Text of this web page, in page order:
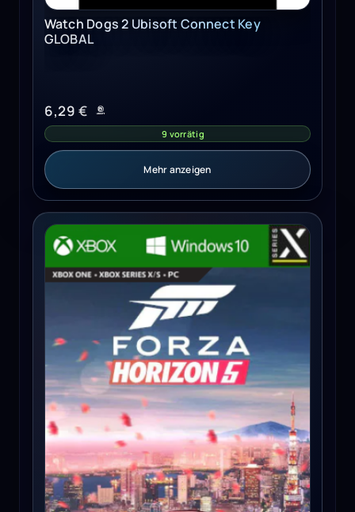
Watch Dogs 2 Ubisoft Connect Key
GLOBAL
6,29 €
9 vorrätig
Mehr anzeigen
Forza Horizon 5 (Xbox Series X/S, Windows 10) - Xbox Live